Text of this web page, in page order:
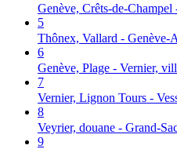
Genève, Crêts-de-
5
Thônex, Vallard - Genève-
6
Genève, Plage - Vernier,
7
Vernier, Lignon Tours -
8
Veyrier, douane - Grand-
9